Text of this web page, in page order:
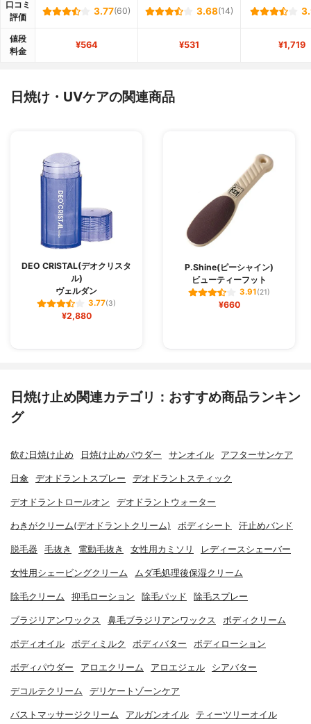
口コミ
評価
3.77(60) 3.68(14)
値段
料金
¥564 ¥531 ¥1,719
日焼け・UVケアの関連商品
DEO CRISTAL(デオクリスタ
ル)
ヴェルダン
3.77(3)
¥2,880
P.Shine(ピーシャイン)
ビューティーフット
3.91(21)
¥660
日焼け止め関連カテゴリ：おすすめ商品ランキン
グ
飲む日焼け止め 日焼け止めパウダー サンオイル アフターサンケア
日傘 デオドラントスプレー デオドラントスティック
デオドラントロールオン デオドラントウォーター
わきがクリーム(デオドラントクリーム) ボディシート 汗止めバンド
脱毛器 毛抜き 電動毛抜き 女性用カミソリ レディースシェーバー
女性用シェービングクリーム ムダ毛処理後保湿クリーム
除毛クリーム 抑毛ローション 除毛パッド 除毛スプレー
ブラジリアンワックス 鼻毛ブラジリアンワックス ボディクリーム
ボディオイル ボディミルク ボディバター ボディローション
ボディパウダー アロエクリーム アロエジェル シアバター
デコルテクリーム デリケートゾーンケア
バストマッサージクリーム アルガンオイル ティーツリーオイル